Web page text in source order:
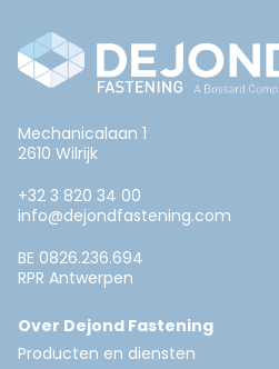
Mechanicalaan 1
2610 Wilrijk
+32 3 820 34 00
info@dejondfastening.com
BE 0826.236.694
RPR Antwerpen
Over Dejond Fastening
Producten en diensten